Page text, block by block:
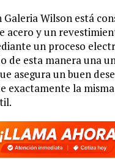
Galeria Wilson está
acero y un
un proceso
de esta manera una
asegura un buen
exactamente la